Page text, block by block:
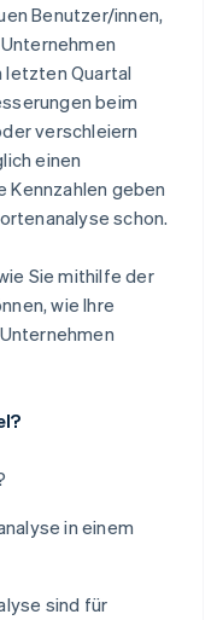
Benutzer/innen,
letzten Quartal
beim
verschleiern
einen
Kennzahlen geben
schon.
Sie mithilfe der
wie Ihre
in einem
sind für